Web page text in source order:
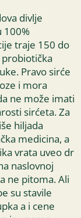
divlje
100%
traje 150 do
probiotička
Pravo sirće
i mora
ne može imati
sirćeta. Za
hiljada
medicina, a
vrata uveo dr
naslovnoj
ne pitoma. Ali
su stavile
a i cene